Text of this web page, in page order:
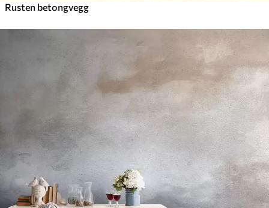
Rusten betongvegg